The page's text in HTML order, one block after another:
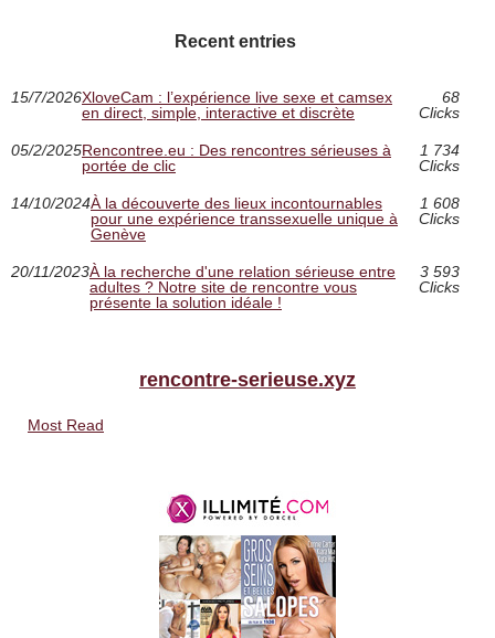
Recent entries
15/7/2026XloveCam : l’expérience live sexe et camsex
en direct, simple, interactive et discrète
68
Clicks
05/2/2025Rencontree.eu : Des rencontres sérieuses à
portée de clic
1 734
Clicks
14/10/2024À la découverte des lieux incontournables
pour une expérience transsexuelle unique à
Genève
1 608
Clicks
20/11/2023À la recherche d'une relation sérieuse entre
adultes ? Notre site de rencontre vous
présente la solution idéale !
3 593
Clicks
rencontre-serieuse.xyz
Most Read